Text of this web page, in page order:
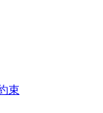
束